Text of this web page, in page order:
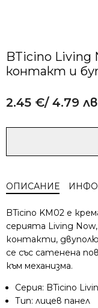
BTicino Living
контакт и
2.45 €/ 4.79
Now
лицев
панел
за
контакт
и
1M
крем
ОПИСАНИЕ
BTicino KM02 е
серията Living
контакти,
се със сатенена
към механизма.
Серия: BTicino
Тип: лицев панел